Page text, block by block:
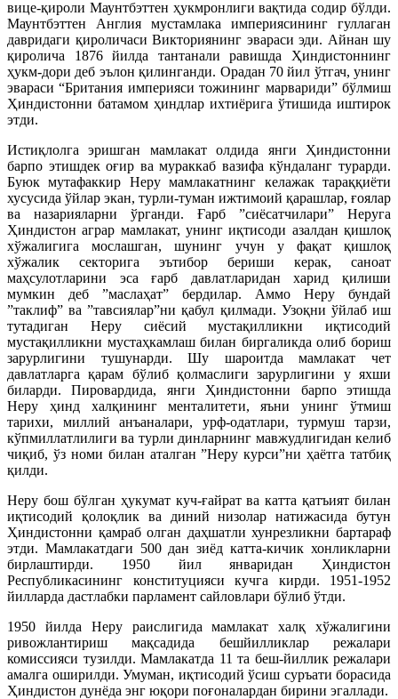
вице-қироли Маунтбэттен ҳукмронлиги вақтида содир бўлди.
Маунтбэттен Англия мустамлака империясининг гуллаган
давридаги қироличаси Викториянинг эвараси эди. Айнан шу
қиролича 1876 йилда тантанали равишда Ҳиндистоннинг
ҳукм-дори деб эълон қилинганди. Орадан 70 йил ўтгач, унинг
эвараси “Британия империяси тожининг марвариди” бўлмиш
Ҳиндистонни батамом ҳиндлар ихтиёрига ўтишида иштирок
этди.
Истиқлолга эришган мамлакат олдида янги Ҳиндистонни
барпо этишдек оғир ва мураккаб вазифа кўндаланг турарди.
Буюк мутафаккир Неру мамлакатнинг келажак тараққиёти
хусусида ўйлар экан, турли-туман ижтимоий қарашлар, ғоялар
ва назарияларни ўрганди. Ғарб ”сиёсатчилари” Неруга
Ҳиндистон аграр мамлакат, унинг иқтисоди азалдан қишлоқ
хўжалигига мослашган, шунинг учун у фақат қишлоқ
хўжалик секторига эътибор бериши керак, саноат
маҳсулотларини эса ғарб давлатларидан харид қилиши
мумкин деб ”маслаҳат” бердилар. Аммо Неру бундай
”таклиф” ва ”тавсиялар”ни қабул қилмади. Узоқни ўйлаб иш
тутадиган Неру сиёсий мустақилликни иқтисодий
мустақилликни мустаҳкамлаш билан биргаликда олиб бориш
зарурлигини тушунарди. Шу шароитда мамлакат чет
давлатларга қарам бўлиб қолмаслиги зарурлигини у яхши
биларди. Пировардида, янги Ҳиндистонни барпо этишда
Неру ҳинд халқининг менталитети, яъни унинг ўтмиш
тарихи, миллий анъаналари, урф-одатлари, турмуш тарзи,
кўпмиллатлилиги ва турли динларнинг мавжудлигидан келиб
чиқиб, ўз номи билан аталган ”Неру курси”ни ҳаётга татбиқ
қилди.
Неру бош бўлган ҳукумат куч-ғайрат ва катта қатъият билан
иқтисодий қолоқлик ва диний низолар натижасида бутун
Ҳиндистонни қамраб олган даҳшатли хунрезликни бартараф
этди. Мамлакатдаги 500 дан зиёд катта-кичик хонликларни
бирлаштирди. 1950 йил январидан Ҳиндистон
Республикасининг конституцияси кучга кирди. 1951-1952
йилларда дастлабки парламент сайловлари бўлиб ўтди.
1950 йилда Неру раислигида мамлакат халқ хўжалигини
ривожлантириш мақсадида бешйилликлар режалари
комиссияси тузилди. Мамлакатда 11 та беш-йиллик режалари
амалга оширилди. Умуман, иқтисодий ўсиш суръати борасида
Ҳиндистон дунёда энг юқори поғоналардан бирини эгаллади.